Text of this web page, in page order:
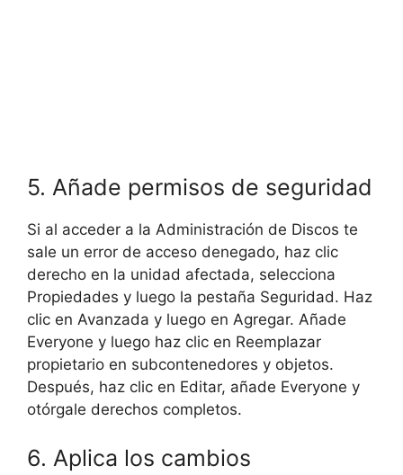
5. Añade permisos de seguridad
Si al acceder a la Administración de Discos te
sale un error de acceso denegado, haz clic
derecho en la unidad afectada, selecciona
Propiedades y luego la pestaña Seguridad. Haz
clic en Avanzada y luego en Agregar. Añade
Everyone y luego haz clic en Reemplazar
propietario en subcontenedores y objetos.
Después, haz clic en Editar, añade Everyone y
otórgale derechos completos.
6. Aplica los cambios